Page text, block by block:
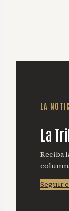
LA
La
Reciba
Seguir